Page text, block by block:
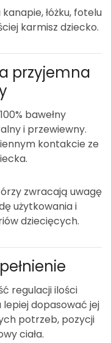
łóżku, fotelu
karmisz dziecko.
przyjemna
100% bawełny
i przewiewny.
kontakcie ze
zwracają uwagę
użytkowania i
dziecięcych.
regulacji ilości
lepiej dopasować jej
potrzeb, pozycji
ciała.